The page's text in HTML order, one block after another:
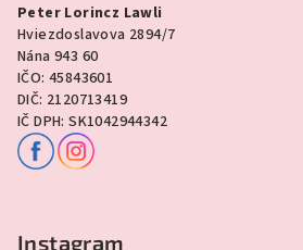
Peter Lorincz Lawli
Hviezdoslavova 2894/7
Nána 943 60
IČO: 45843601
DIČ: 2120713419
IČ DPH: SK1042944342
Instagram